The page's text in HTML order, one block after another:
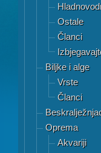
Ostale
Članci
Biljke i alge
Vrste
Članci
Oprema
Akvariji